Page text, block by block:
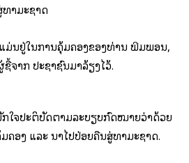
ຳ​ມະ​ຊາດ
ມ່ນຢູ່ໃນການຄຸ້ມຄອງຂອງທ່ານ ພີມພອນ,
ຈາກ ປະຊາຊົນມາລ້ຽງໄວ້.
ຈປະຕິບັດຕາມລະບຽບກົດໝາຍວ່າດ້ວຍ
ຄອງ ແລະ ນຳໄປປ່ອຍຄືນສູ່ທຳມະຊາດ.